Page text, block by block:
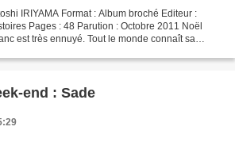
IRIYAMA Format : Album broché Editeur :
Pages : 48 Parution : Octobre 2011 Noël
est très ennuyé. Tout le monde connaît sa
end : Sade